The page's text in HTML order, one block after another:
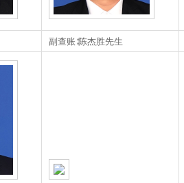
副查账∶陈杰胜先生